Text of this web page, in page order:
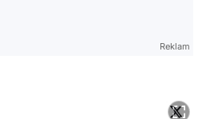
Reklam